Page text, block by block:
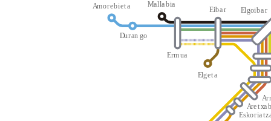
Arr
Aretxab
Eskoriatz
Elgeta
Amorebieta
Duran go
Mallabia
Eibar
Ermua
Elgoibar